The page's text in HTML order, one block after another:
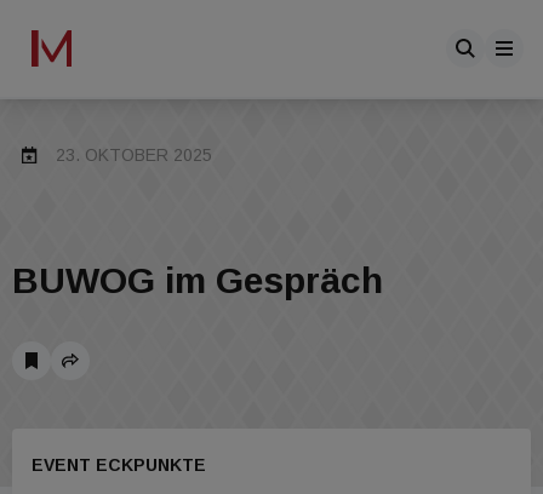
23. OKTOBER 2025
BUWOG im Gespräch
EVENT ECKPUNKTE